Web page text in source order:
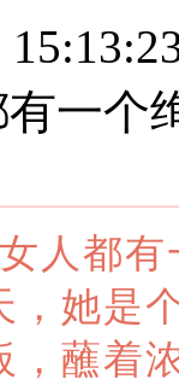
一个
人都
，她是
，蘸着